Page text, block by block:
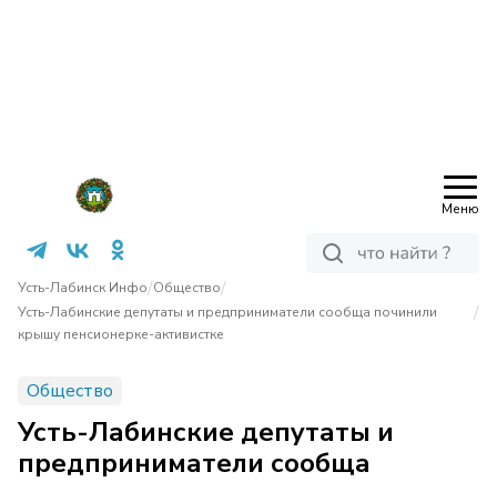
Меню
Усть-Лабинск Инфо/Общество/
Усть-Лабинские депутаты и предприниматели сообща починили
крышу пенсионерке-активистке
/
Общество
Усть-Лабинские депутаты и
предприниматели сообща